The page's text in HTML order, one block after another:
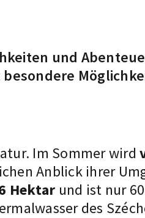
und
besondere
Im Sommer wird
Anblick ihrer
Hektar und ist nur
des